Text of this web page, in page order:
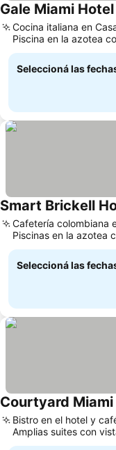
Gale Miami
Cocina italiana en
Piscina en la azotea
ciudad
Seleccioná las
Smart Brickell
Cafetería colombiana
Piscinas en la azotea
ciudad
Seleccioná las
Courtyard
Bistro en el hotel y
Amplias suites con
ciudad